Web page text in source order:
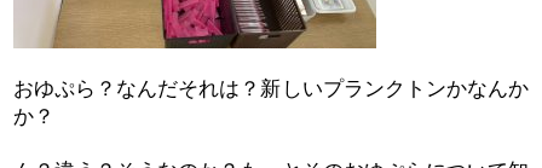
おゆぷら？なんだそれは？新しいプランクトンかなんか
か？